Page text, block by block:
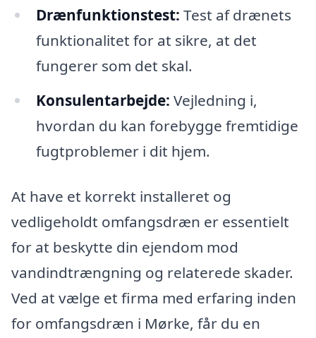
Drænfunktionstest: Test af drænets
funktionalitet for at sikre, at det
fungerer som det skal.
Konsulentarbejde: Vejledning i,
hvordan du kan forebygge fremtidige
fugtproblemer i dit hjem.
At have et korrekt installeret og
vedligeholdt omfangsdræn er essentielt
for at beskytte din ejendom mod
vandindtrængning og relaterede skader.
Ved at vælge et firma med erfaring inden
for omfangsdræn i Mørke, får du en